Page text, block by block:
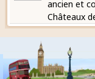
ancien et
Châteaux